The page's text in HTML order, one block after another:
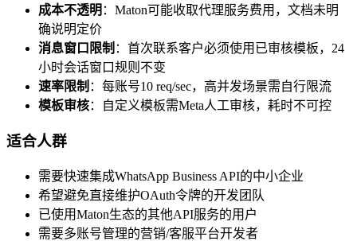
成本不透明 ：Maton可能收取代理服务费用，文档未明
确说明定价
消息窗口限制 ：首次联系客户必须使用已审核模板，24
小时会话窗口规则不变
速率限制 ：每账号10 req/sec，高并发场景需自行限流
模板审核：自定义模板需Meta人工审核，耗时不可控
适合人群
需要快速集成WhatsApp Business API的中小企业
希望避免直接维护OAuth令牌的开发团队
已使用Maton生态的其他API服务的用户
需要多账号管理的营销/客服平台开发者